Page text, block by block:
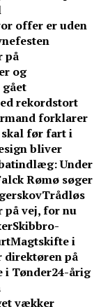
offer er uden
på
og
rekordstort
forklarer
før fart i
bliver
Under
Rømø søger
Trådløs
vej, for nu
Skibbro-
Magtskifte i
direktøren på
i Tønder24-årig
vækker